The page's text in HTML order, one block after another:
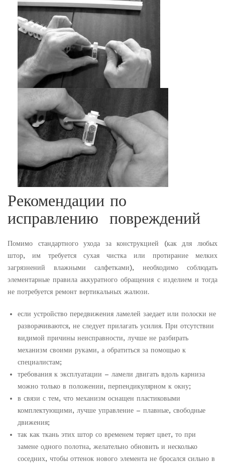
Рекомендации по
исправлению повреждений
Помимо стандартного ухода за конструкцией (как для любых
штор, им требуется сухая чистка или протирание мелких
загрязнений влажными салфетками), необходимо соблюдать
элементарные правила аккуратного обращения с изделием и тогда
не потребуется ремонт вертикальных жалюзи.
если устройство передвижения ламелей заедает или полоски не
разворачиваются, не следует прилагать усилия. При отсутствии
видимой причины неисправности, лучше не разбирать
механизм своими руками, а обратиться за помощью к
специалистам;
требования к эксплуатации – ламели двигать вдоль карниза
можно только в положении, перпендикулярном к окну;
в связи с тем, что механизм оснащен пластиковыми
комплектующими, лучше управление – плавные, свободные
движения;
так как ткань этих штор со временем теряет цвет, то при
замене одного полотна, желательно обновить и несколько
соседних, чтобы оттенок нового элемента не бросался сильно в